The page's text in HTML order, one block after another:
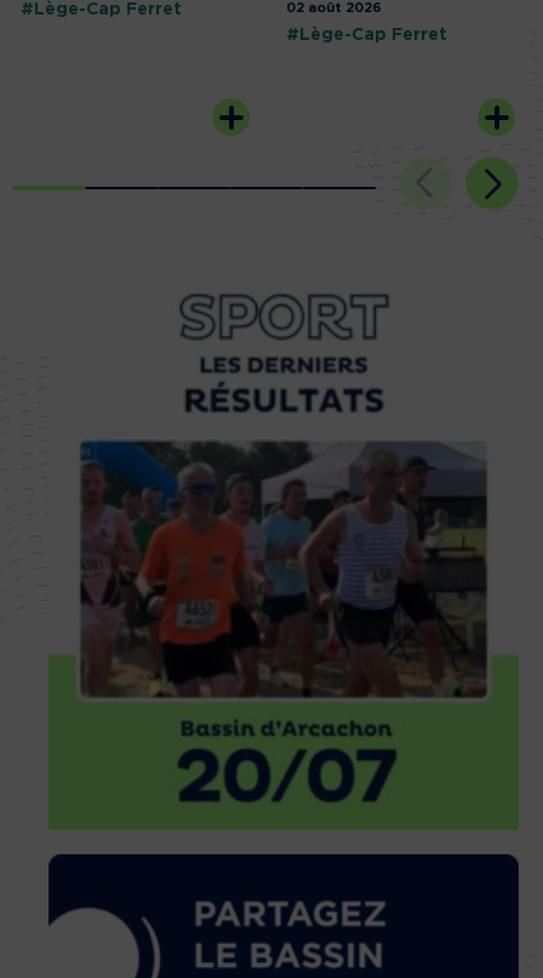
#Lège-Cap Ferret 02 août 2026
#Lège-Cap Ferret